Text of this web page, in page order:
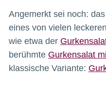
Angemerkt sei noch:
eines von vielen leckeren
wie etwa der
berühmte Gurkensalat
klassische Variante: